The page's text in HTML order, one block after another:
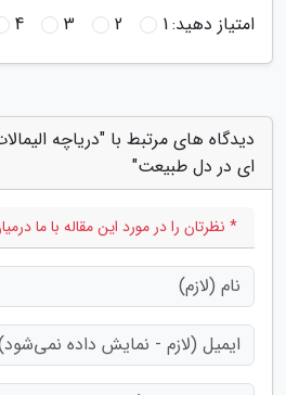
امتیاز دهید:1
2
3
4
دیدگاه های مرتبط با "دریاچه
ای در دل طبیعت"
* نظرتان را در مورد این مقاله با ما